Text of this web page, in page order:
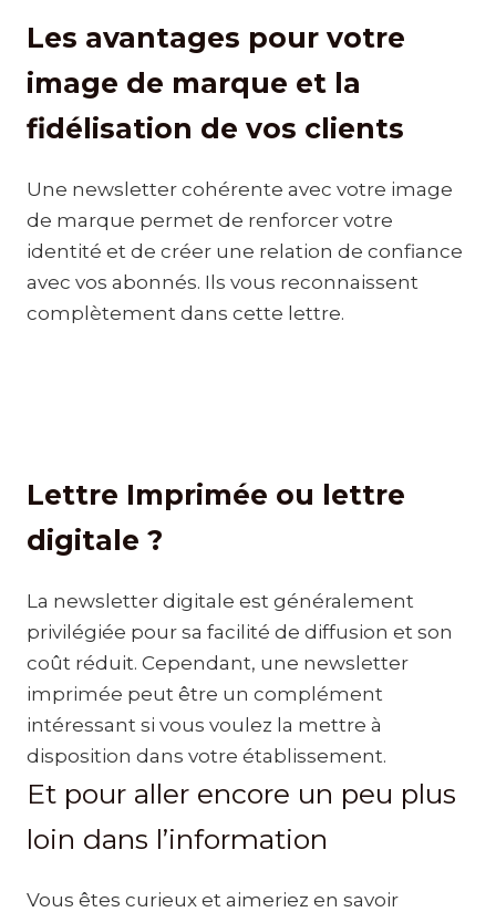
Les avantages pour votre
image de marque et la
fidélisation de vos clients
Une newsletter cohérente avec votre image
de marque permet de renforcer votre
identité et de créer une relation de confiance
avec vos abonnés. Ils vous reconnaissent
complètement dans cette lettre.
Lettre Imprimée ou lettre
digitale ?
La newsletter digitale est généralement
privilégiée pour sa facilité de diffusion et son
coût réduit. Cependant, une newsletter
imprimée peut être un complément
intéressant si vous voulez la mettre à
disposition dans votre établissement.
Et pour aller encore un peu plus
loin dans l’information
Vous êtes curieux et aimeriez en savoir